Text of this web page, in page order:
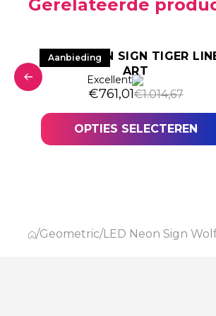
Gerelateerde
€1.224,39.
Aanbieding
LED NEON SIGN TIGER
ART
Excellent
€1.014,67
Oorspronkelijke prijs
€761,01
Huidige prijs is:
OPTIES SELECTEREN
/Geometric/LED Neon Sign